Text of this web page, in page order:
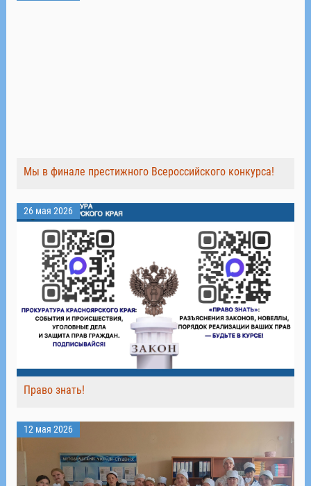
Мы в финале престижного Всероссийского конкурса!
26 мая 2026
Право знать!
12 мая 2026